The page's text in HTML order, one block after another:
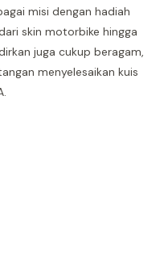
misi dengan hadiah
skin motorbike hingga
juga cukup beragam,
menyelesaikan kuis